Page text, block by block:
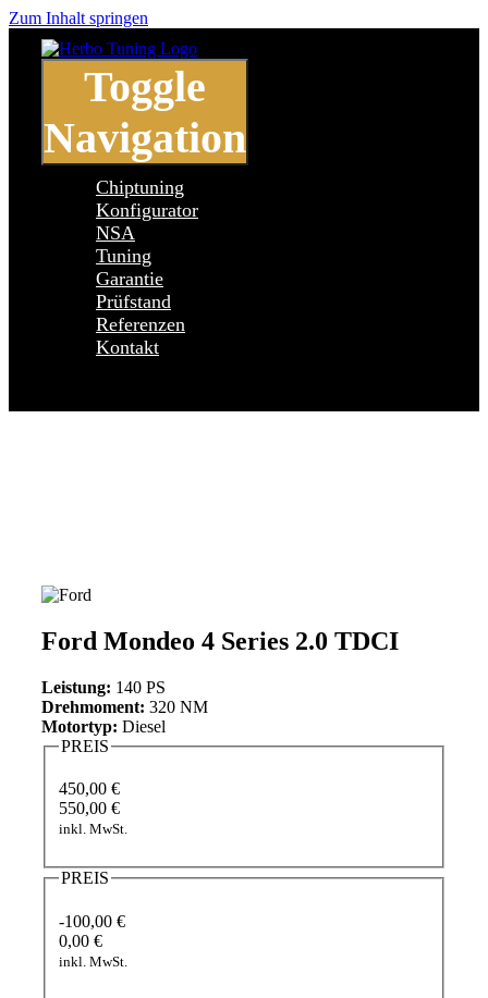
Zum Inhalt springen
Toggle
Navigation
Chiptuning
Konfigurator
NSA
Tuning
Garantie
Prüfstand
Referenzen
Kontakt
Ford Mondeo 4 Series 2.0 TDCI
Leistung: 140 PS
Drehmoment: 320 NM
Motortyp: Diesel
PREIS
450,00 €
550,00 €
inkl. MwSt.
PREIS
-100,00 €
0,00 €
inkl. MwSt.